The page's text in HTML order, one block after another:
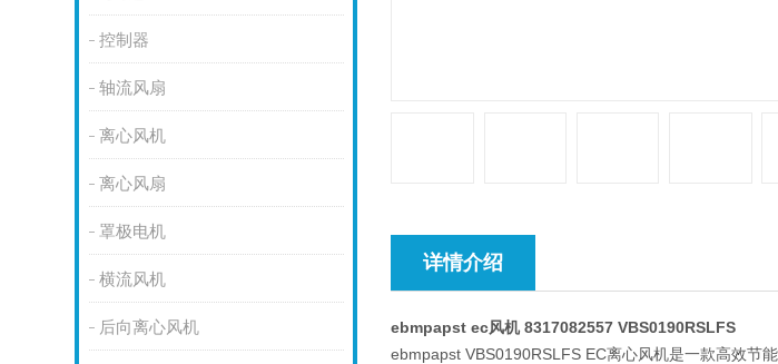
控制器
轴流风扇
离心风机
离心风扇
罩极电机
横流风机
后向离心风机
详情介绍
ebmpapst ec风机 8317082557 VBS0190RSLFS
ebmpapst VBS0190RSLFS EC离心风机是一款高效节